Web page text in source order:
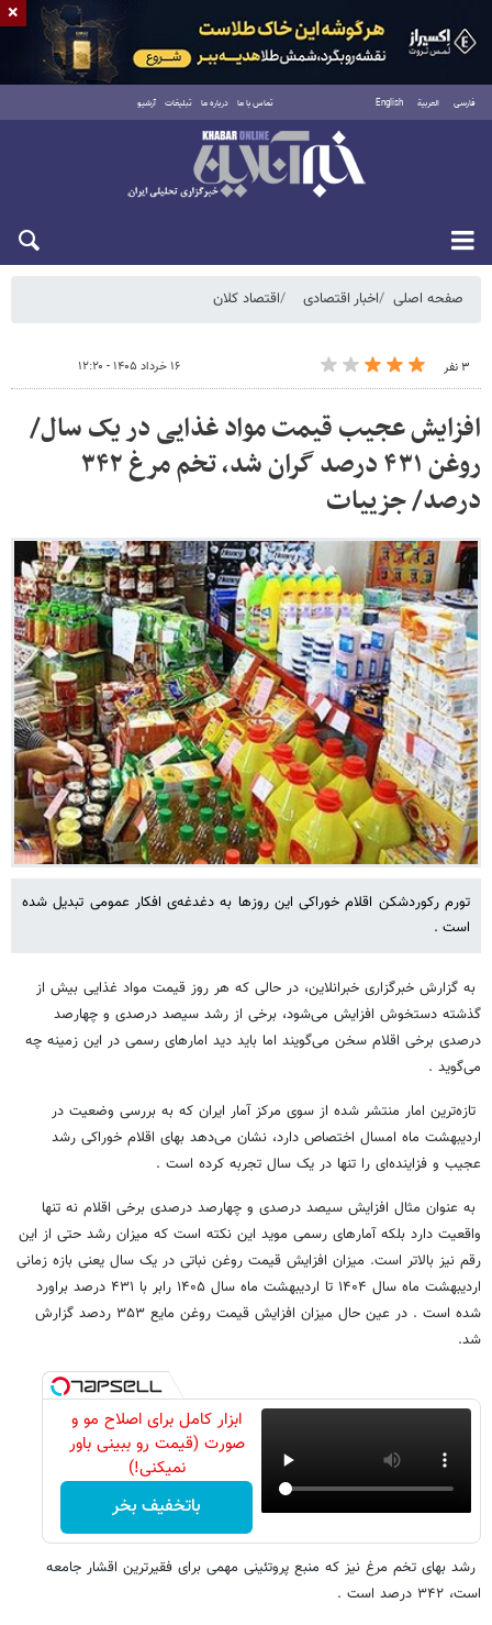
فارسی العربية English تماس با ما درباره ما تبلیغات آرشیو
شنبه ۱۷ مرداد ۱۴۰۵
صفحه اصلی اخبار اقتصادی اقتصاد کلان
۳ نفر ۱۶ خرداد ۱۴۰۵ - ۱۲:۲۰
افزایش عجیب قیمت مواد غذایی در یک سال/
روغن ۴۳۱ درصد گران شد، تخم مرغ ۳۴۲
درصد/ جزییات
تورم رکوردشکن اقلام خوراکی این روزها به دغدغه‌ی افکار عمومی تبدیل شده
است .
به گزارش خبرگزاری خبرانلاین، در حالی که هر روز قیمت مواد غذایی بیش از
گذشته دستخوش افزایش می‌شود، برخی از رشد سیصد درصدی و چهارصد
درصدی برخی اقلام سخن می‌گویند اما باید دید امارهای رسمی در این زمینه چه
می‌گوید .
تازه‌ترین امار منتشر شده از سوی مرکز آمار ایران که به بررسی وضعیت در
اردیبهشت ماه امسال اختصاص دارد، نشان می‌دهد بهای اقلام خوراکی رشد
عجیب و فزاینده‌ای را تنها در یک سال تجربه کرده است .
به عنوان مثال افزایش سیصد درصدی و چهارصد درصدی برخی اقلام نه تنها
واقعیت دارد بلکه آمارهای رسمی موید این نکته است که میزان رشد حتی از این
رقم نیز بالاتر است. میزان افزایش قیمت روغن نباتی در یک سال یعنی بازه زمانی
اردیبهشت ماه سال ۱۴۰۴ تا اردیبهشت ماه سال ۱۴۰۵ رابر با ۴۳۱ درصد براورد
شده است . در عین حال میزان افزایش قیمت روغن مایع ۳۵۳ ردصد گزارش
شد.
ابزار کامل برای اصلاح مو و
صورت (قیمت رو ببینی باور
نمیکنی!)
باتخفیف بخر
رشد بهای تخم مرغ نیز که منبع پروتئینی مهمی برای فقیرترین اقشار جامعه
است، ۳۴۲ درصد است .
×